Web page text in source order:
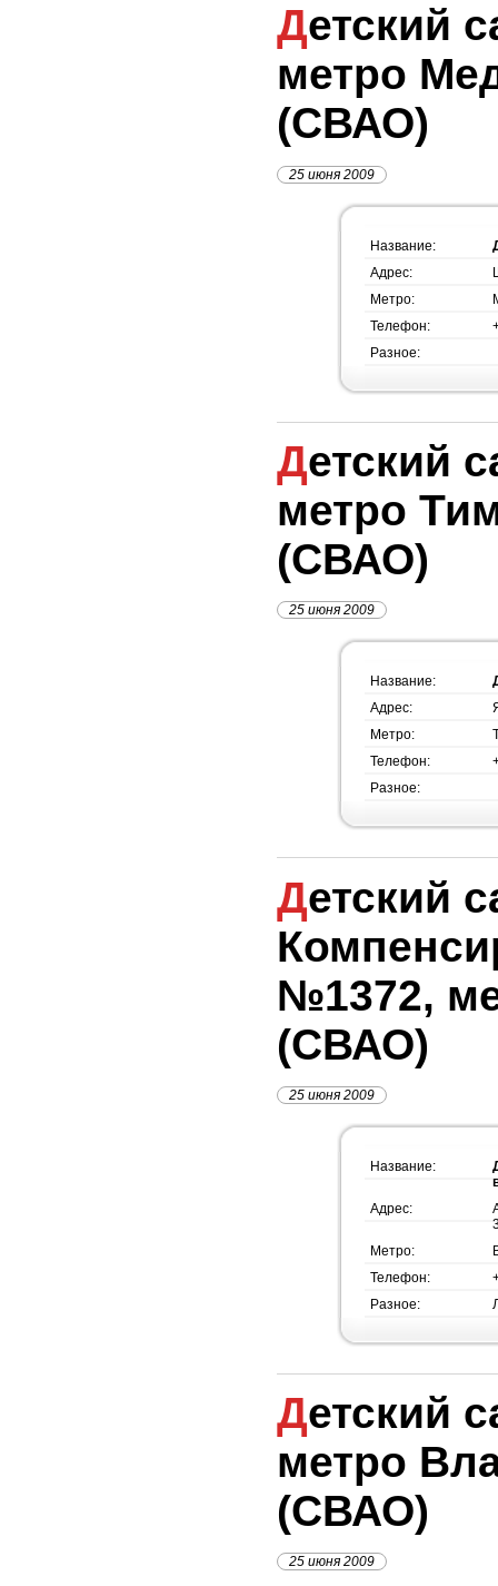
Детский сад №1416,
метро
(СВАО)
25 июня 2009
Название:
Адрес:
Метро:
Телефон:
Разное:
Детский сад №1388,
метро
(СВАО)
25 июня 2009
Название:
Адрес:
Метро:
Телефон:
Разное:
Детский сад
№1372,
(СВАО)
25 июня 2009
Название:
Адрес:
Метро:
Телефон:
Разное:
Детский сад №1353,
метро
(СВАО)
25 июня 2009